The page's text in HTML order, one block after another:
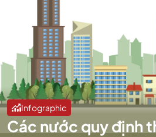
Infographic
Các nước quy định